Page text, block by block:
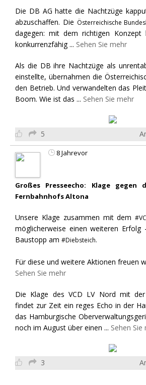
Die DB AG hatte die Nachtzüge
abzuschaffen. Die Österreichische
dagegen: mit dem richtigen Konzept
konkurrenzfähig ... Sehen Sie mehr
Als die DB ihre Nachtzüge als
einstellte, übernahmen die
den Betrieb. Und verwandelten das
Boom. Wie ist das ... Sehen Sie mehr
5
8 Jahrevor
Großes Presseecho: Klage gegen
Fernbahnhofs Altona
Unsere Klage zusammen mit dem
möglicherweise einen weiteren Erfolg
Baustopp am #Diebsteich.
Für diese und weitere Aktionen freuen
Sehen Sie mehr
Die Klage des VCD LV Nord mit
findet zur Zeit ein reges Echo in der
das Hamburgische
noch im August über einen ... Sehen Sie
3